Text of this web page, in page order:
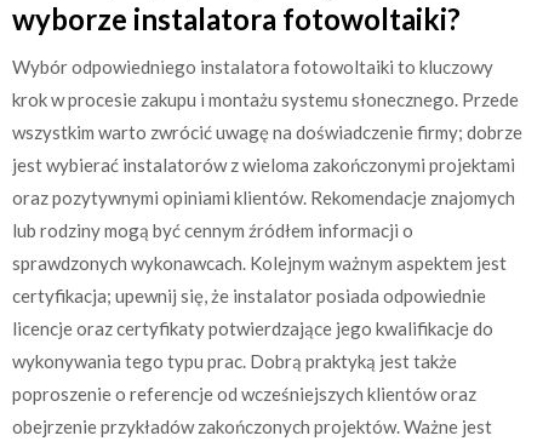
wyborze instalatora fotowoltaiki?
Wybór odpowiedniego instalatora fotowoltaiki to kluczowy
krok w procesie zakupu i montażu systemu słonecznego. Przede
wszystkim warto zwrócić uwagę na doświadczenie firmy; dobrze
jest wybierać instalatorów z wieloma zakończonymi projektami
oraz pozytywnymi opiniami klientów. Rekomendacje znajomych
lub rodziny mogą być cennym źródłem informacji o
sprawdzonych wykonawcach. Kolejnym ważnym aspektem jest
certyfikacja; upewnij się, że instalator posiada odpowiednie
licencje oraz certyfikaty potwierdzające jego kwalifikacje do
wykonywania tego typu prac. Dobrą praktyką jest także
poproszenie o referencje od wcześniejszych klientów oraz
obejrzenie przykładów zakończonych projektów. Ważne jest